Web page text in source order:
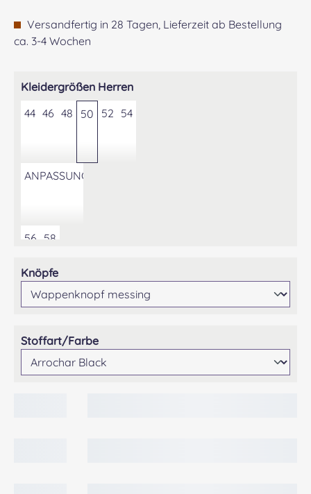
Versandfertig in 28 Tagen, Lieferzeit ab Bestellung
ca. 3-4 Wochen
Kleidergrößen Herrenauswählen
44 46 48 50 52 54
ANPASSUNG DER KONFEKTIONSGRÖSSE AUF
56 58
Knöpfeauswählen
Stoffart/Farbeauswählen